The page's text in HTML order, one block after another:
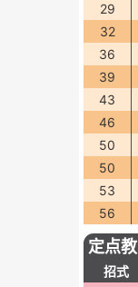
29
32
36
39
43
46
50
50
53
56
定点
招式